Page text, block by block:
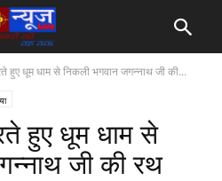
हुए धूम धाम से निकली भगवान जगन्नाथ जी की...
हुए धूम धाम से
जी की रथ